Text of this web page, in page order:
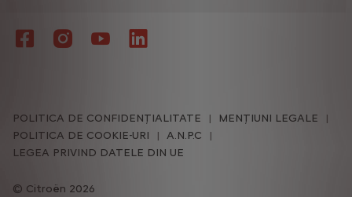
Citroën 2026
POLITICA DE CONFIDENȚIALITATE
MENȚIUNI LEGALE
POLITICA DE COOKIE-URI
A.N.P.C
LEGEA PRIVIND DATELE DIN UE